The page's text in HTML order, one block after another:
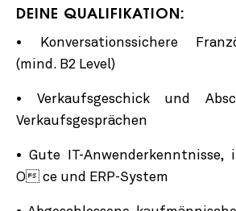
DEINE QUALIFIKATION:
• Konversationssichere
(mind. B2 Level)
• Verkaufsgeschick und
Verkaufsgesprächen
• Gute IT-Anwenderkenntnisse,
O ce und ERP-System